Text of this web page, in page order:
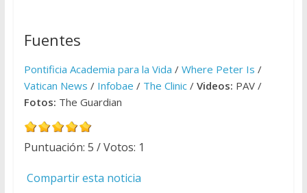
Fuentes
Pontificia Academia para la Vida / Where Peter Is /
Vatican News / Infobae / The Clinic/ Videos: PAV /
Fotos: The Guardian
Puntuación: 5 / Votos: 1
Compartir esta noticia